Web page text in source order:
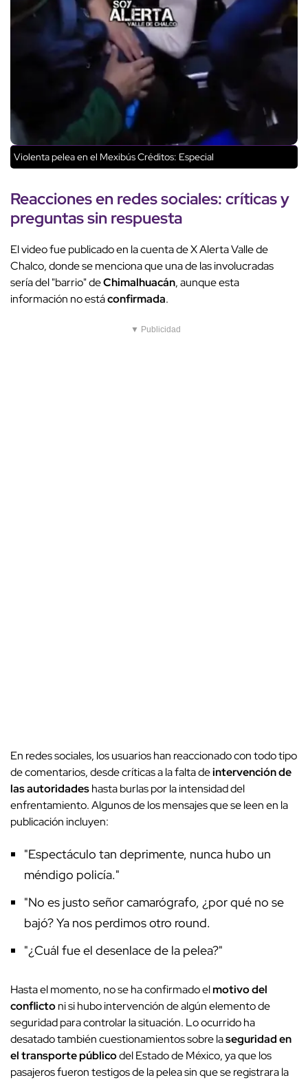
Violenta pelea en el MexibúsCréditos: Especial
Reacciones en redes sociales: críticas y
preguntas sin respuesta
El video fue publicado en la cuenta de X Alerta Valle de
Chalco, donde se menciona que una de las involucradas
sería del "barrio" deChimalhuacán, aunque esta
información no estáconfirmada.
▼ Publicidad
En redes sociales, los usuarios han reaccionado con todo tipo
de comentarios, desde críticas a la falta deintervención de
las autoridadeshasta burlas por la intensidad del
enfrentamiento. Algunos de los mensajes que se leen en la
publicación incluyen:
"Espectáculo tan deprimente, nunca hubo un
méndigo policía."
"No es justo señor camarógrafo, ¿por qué no se
bajó? Ya nos perdimos otro round.
"¿Cuál fue el desenlace de la pelea?"
Hasta el momento, no se ha confirmado elmotivo del
conflictoni si hubo intervención de algún elemento de
seguridad para controlar la situación. Lo ocurrido ha
desatado también cuestionamientos sobre laseguridad en
el transporte públicodel Estado de México, ya que los
pasajeros fueron testigos de la pelea sin que se registrara la